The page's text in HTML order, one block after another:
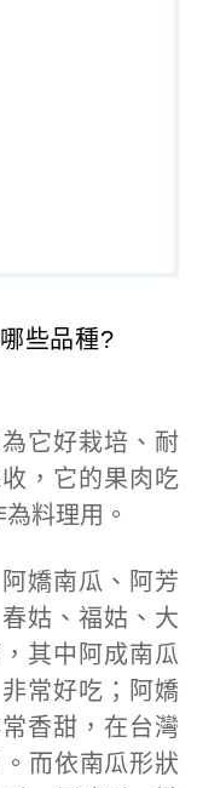
些品種?
它好栽培、耐
，它的果肉吃
料理用。
嬌南瓜、阿芳
姑、福姑、大
其中阿成南瓜
常好吃；阿嬌
香甜，在台灣
而依南瓜形狀